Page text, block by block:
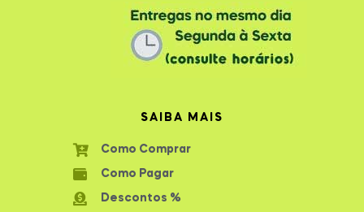
SAIBA MAIS
Como Comprar
Como Pagar
Descontos %